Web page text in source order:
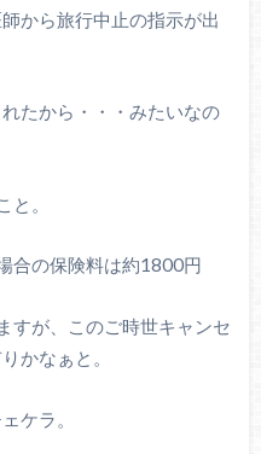
から旅行中止の指示が出
たから・・・みたいなの
。
合の保険料は約1800円
すが、このご時世キャンセ
かなぁと。
ケラ。